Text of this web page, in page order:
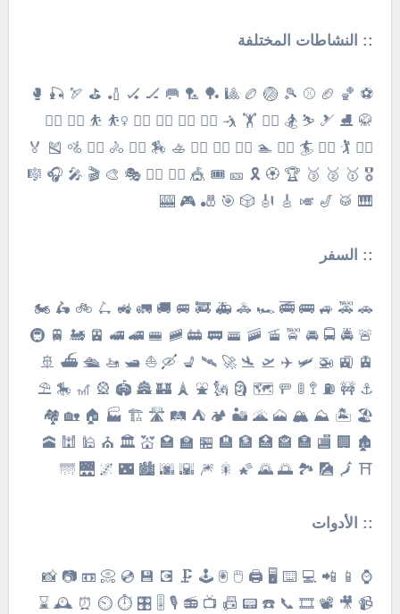
:: النشاطات المختلفة
⚽️ 🏀 🏈 ⚾️ 🎾 🏐 🏉 🎱 🏓 🏸 🥅 🏒 🏑 🏏 ⛳️ 🏹 🎣 🥊
🥋 ⛸ 🎿 ⛷ 🏂 🏋️‍♀️ 🏋️ 🤺 🤼‍♀️ 🤼‍♂️ 🤸‍♀️ 🤸‍♂️ ⛹️‍♀️ ⛹️ 🤾‍♀️ 🤾‍♂️
🏌️‍♀️ 🏌️ 🏄‍♀️ 🏄 🏊‍♀️ 🏊 🤽‍♀️ 🤽‍♂️ 🚣‍♀️ 🚣 🏇 🚴‍♀️ 🚴 🚵‍♀️ 🚵 🎽 🏅
🎖 🥇 🥈 🥉 🏆 🏵 🎗 🎫 🎟 🎪 🤹‍♀️ 🤹‍♂️ 🎭 🎨 🎬 🎤 🎧 🎼
🎹 🥁 🎷 🎺 🎸 🎻 🎲 🎯 🎳 🎮 🎰
:: السفر
🚗 🚕 🚙 🚌 🚎 🏎 🚓 🚑 🚒 🚐 🚚 🚛 🚜 🛴 🚲 🛵 🏍
🚨 🚔 🚍 🚘 🚖 🚡 🚠 🚟 🚃 🚋 🚞 🚝 🚄 🚅 🚈 🚂 🚆 🚇
🚊 🚉 🚁 🛩 ✈️ 🛫 🛬 🚀 🛰 💺 🛶 ⛵️ 🛥 🚤 🛳 ⛴ 🚢
⚓️ 🚧 ⛽️ 🚏 🚦 🚥 🗺 🗿 🗽 ⛲️ 🗼 🏰 🏯 🏟 🎡 🎢 🎠 ⛱
🏖 🏝 ⛰ 🏔 🗻 🌋 🏜 🏕 ⛺️ 🛤 🛣 🏗 🏭 🏠 🏡 🏘
🏚 🏢 🏬 🏣 🏤 🏥 🏦 🏨 🏪 🏫 🏩 💒 🏛 ⛪️ 🕌 🕍 🕋
⛩ 🗾 🎑 🏞 🌅 🌄 🌠 🎇 🎆 🌇 🌆 🏙 🌃 🌌 🌉 🌁
:: الأدوات
⌚️ 📱 📲 💻 ⌨️ 🖥 🖨 🖱 🖲 🕹 🗜 💽 💾 💿 📀 📼 📷 📸
📹 🎥 📽 🎞 📞 ☎️ 📟 📠 📺 📻 🎙 🎚 🎛 ⏱ ⏲ ⏰ 🕰 ⌛️